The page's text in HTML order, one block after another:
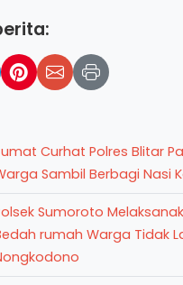
Curhat Polres Blitar
Sambil Berbagi Nasi
Sumoroto
rumah Warga Tidak